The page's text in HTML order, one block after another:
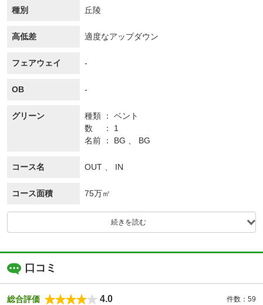
種別 丘陵
高低差 適度なアップダウン
フェアウェイ -
OB -
グリーン 種類
ベント
数
1
名前
BG 、 BG
コース名 OUT 、 IN
コース面積 75万㎡
続きを読む
口コミ
総合評価 4.0 件数：59